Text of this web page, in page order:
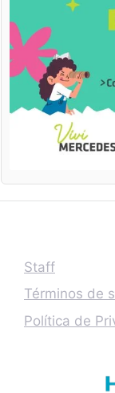
Staff
Términos de
Política de